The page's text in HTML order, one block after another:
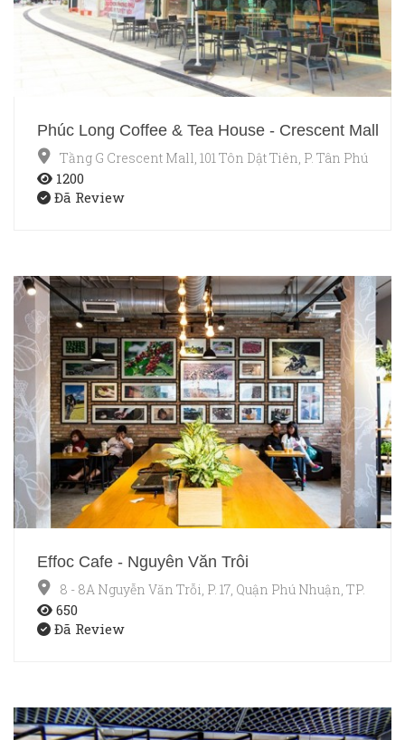
Phúc Long Coffee & Tea House - Crescent Mall
Tầng G Crescent Mall, 101 Tôn Dật Tiên, P. Tân Phú,
1200
Đã Review
Effoc Cafe - Nguyễn Văn Trỗi
8 - 8A Nguyễn Văn Trỗi, P. 17, Quận Phú Nhuận, TP. HCM
650
Đã Review